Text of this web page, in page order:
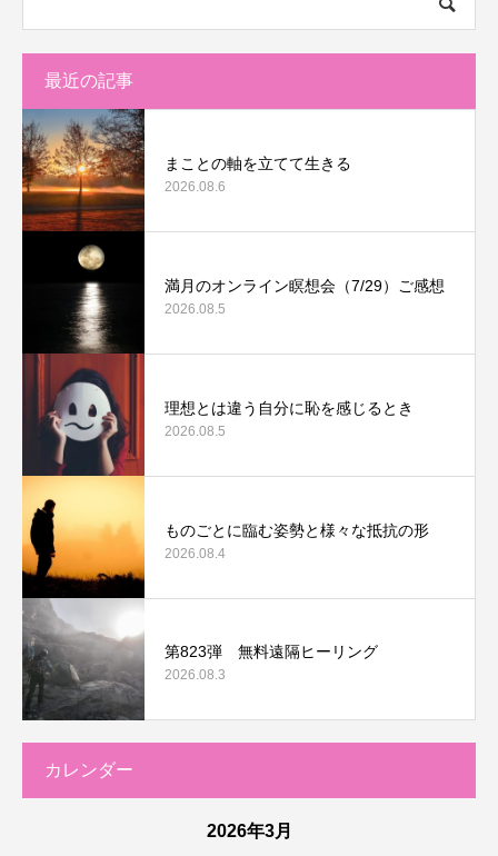
最近の記事
まことの軸を立てて生きる
2026.08.6
満月のオンライン瞑想会（7/29）ご感想
2026.08.5
理想とは違う自分に恥を感じるとき
2026.08.5
ものごとに臨む姿勢と様々な抵抗の形
2026.08.4
第823弾 無料遠隔ヒーリング
2026.08.3
カレンダー
2026年3月